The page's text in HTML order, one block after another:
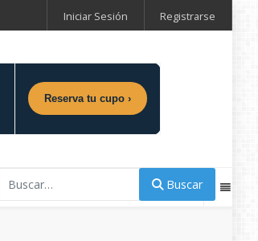
Iniciar Sesión Registrarse
Reserva tu cupo ›
Buscar